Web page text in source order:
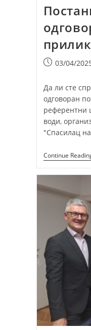
Post03/04/
Да ли сте
одговоран
референтни
води,
"Спасилац
Continue